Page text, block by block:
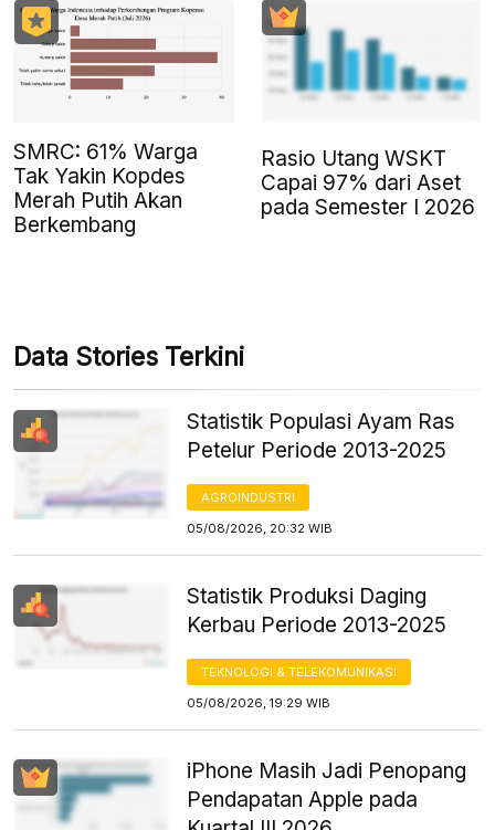
SMRC: 61% Warga
Tak Yakin Kopdes
Merah Putih Akan
Berkembang
Rasio Utang WSKT
Capai 97% dari Aset
pada Semester I 2026
Data Stories Terkini
Statistik Populasi Ayam Ras
Petelur Periode 2013-2025
AGROINDUSTRI
05/08/2026, 20:32 WIB
Statistik Produksi Daging
Kerbau Periode 2013-2025
TEKNOLOGI & TELEKOMUNIKASI
05/08/2026, 19:29 WIB
iPhone Masih Jadi Penopang
Pendapatan Apple pada